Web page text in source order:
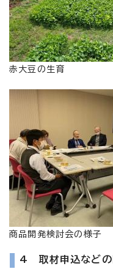
赤大豆の生育
商品開発検討会の様子
4 取材申込などの